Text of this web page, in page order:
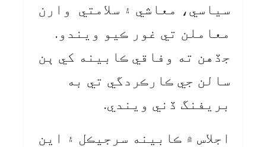
سياسي، معاشي ۽ سلامتي وارن
معاملن تي غور ڪيو ويندو.
جڏهن ته وفاقي ڪابينه کي ٻن
سالن جي ڪارڪردگي تي به
بريفنگ ڏني ويندي.
اجلاس ۾ ڪابينه سرجيڪل ۽ اين